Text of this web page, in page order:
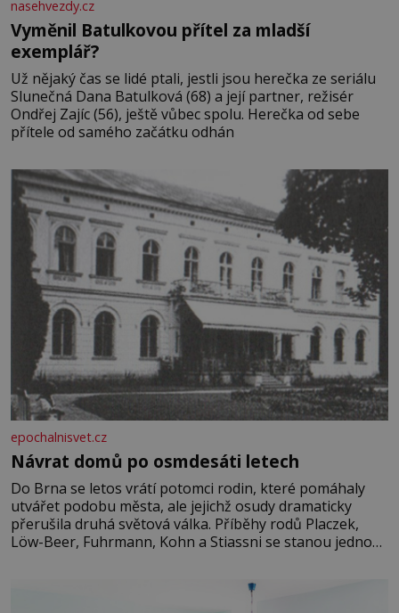
nasehvezdy.cz
Vyměnil Batulkovou přítel za mladší
exemplář?
Už nějaký čas se lidé ptali, jestli jsou herečka ze seriálu
Slunečná Dana Batulková (68) a její partner, režisér
Ondřej Zajíc (56), ještě vůbec spolu. Herečka od sebe
přítele od samého začátku odhán
epochalnisvet.cz
Návrat domů po osmdesáti letech
Do Brna se letos vrátí potomci rodin, které pomáhaly
utvářet podobu města, ale jejichž osudy dramaticky
přerušila druhá světová válka. Příběhy rodů Placzek,
Löw-Beer, Fuhrmann, Kohn a Stiassni se stanou jednou
jednoduché. Místa, která si člověk pamatuje z rodinných